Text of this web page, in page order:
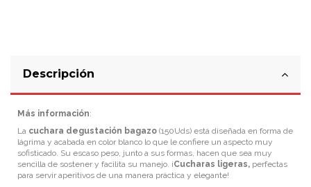
Descripción
Más información:
La cuchara degustación bagazo (150Uds) está diseñada en forma de
lágrima y acabada en color blanco lo que le confiere un aspecto muy
sofisticado. Su escaso peso, junto a sus formas, hacen que sea muy
sencilla de sostener y facilita su manejo. ¡Cucharas ligeras, perfectas
para servir aperitivos de una manera práctica y elegante!